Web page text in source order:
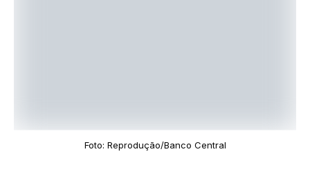
Foto: Reprodução/Banco Central